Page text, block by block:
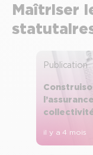
Maîtriser
Publication
il y a 4 mois